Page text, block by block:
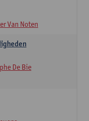
Van Noten
De Bie